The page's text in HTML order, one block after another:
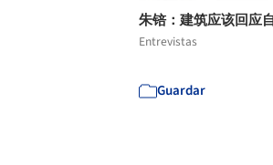
朱锫：建筑应该回应
Entrevistas
Guardar